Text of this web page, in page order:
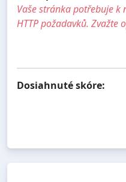
Vaše stránka potřebuje k
HTTP požadavků. Zvažte
Dosiahnuté skóre: